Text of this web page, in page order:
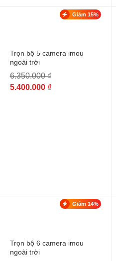
Giảm 15%
Trọn bộ 5 camera imou
ngoài trời
6.350.000₫
5.400.000 ₫
Giảm 14%
Trọn bộ 6 camera imou
ngoài trời